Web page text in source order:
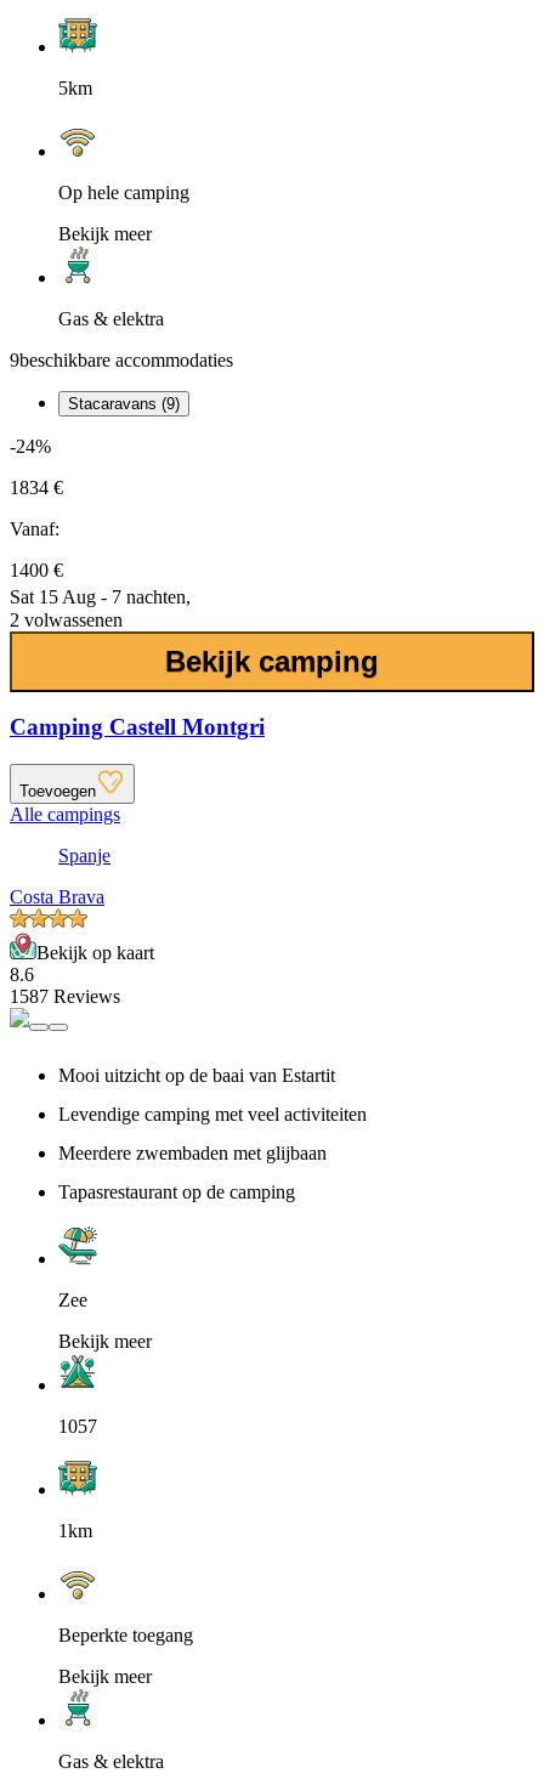
5km
Op hele camping
Bekijk meer
Gas & elektra
9beschikbare accommodaties
Stacaravans (9)
-24%
1834 €
Vanaf:
1400 €
Sat 15 Aug - 7 nachten,
2 volwassenen
Bekijk camping
Camping Castell Montgri
Toevoegen
Alle campings
Spanje
Costa Brava
Bekijk op kaart
8.6
1587 Reviews
Mooi uitzicht op de baai van Estartit
Levendige camping met veel activiteiten
Meerdere zwembaden met glijbaan
Tapasrestaurant op de camping
Zee
Bekijk meer
1057
1km
Beperkte toegang
Bekijk meer
Gas & elektra